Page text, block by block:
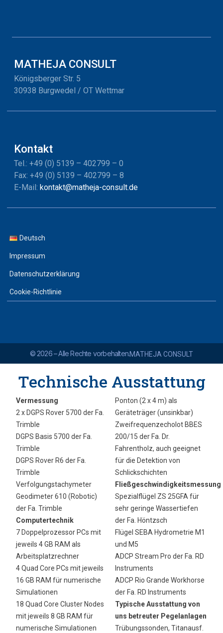
MATHEJA CONSULT
Königsberger Str. 5
30938 Burgwedel / OT Wettmar
Kontakt
Tel.: +49 (0) 5139 – 402799 – 0
Fax: +49 (0) 5139 – 402799 – 8
E-Mail: kontakt@matheja-consult.de
Deutsch
Impressum
Datenschutz­erklärung
Cookie-Richtlinie
© 2026 – Alle Rechte vorbehalten.MATHEJA CONSULT
Technische Ausstattung
Vermessung
2 x DGPS Rover 5700 der Fa.
Trimble
DGPS Basis 5700 der Fa.
Trimble
DGPS Rover R6 der Fa.
Trimble
Verfolgungstachymeter
Geodimeter 610 (Robotic)
der Fa. Trimble
Computertechnik
7 Doppelprozessor PCs mit
jeweils 4 GB RAM als
Arbeitsplatzrechner
4 Quad Core PCs mit jeweils
16 GB RAM für numerische
Simulationen
18 Quad Core Cluster Nodes
mit jeweils 8 GB RAM für
numerische Simulationen
Ponton (2 x 4 m) als
Geräteträger (unsinkbar)
Zweifrequenzecholot BBES
200/15 der Fa. Dr.
Fahrentholz, auch geeignet
für die Detektion von
Schlickschichten
Fließgeschwindigkeitsmessung
Spezialflügel ZS 25GFA für
sehr geringe Wassertiefen
der Fa. Höntzsch
Flügel SEBA Hydrometrie M1
und M5
ADCP Stream Pro der Fa. RD
Instruments
ADCP Rio Grande Workhorse
der Fa. RD Instruments
Typische Ausstattung von
uns betreuter Pegelanlagen
Trübungssonden, Titanausf.